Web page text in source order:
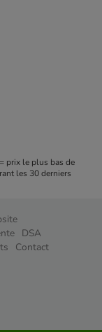
prix le plus bas de
les 30 derniers
DSA
Contact